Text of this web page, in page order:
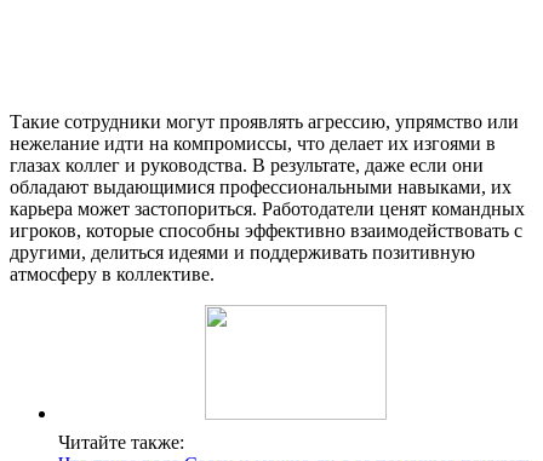
Такие сотрудники могут проявлять агрессию, упрямство или
нежелание идти на компромиссы, что делает их изгоями в
глазах коллег и руководства. В результате, даже если они
обладают выдающимися профессиональными навыками, их
карьера может застопориться. Работодатели ценят командных
игроков, которые способны эффективно взаимодействовать с
другими, делиться идеями и поддерживать позитивную
атмосферу в коллективе.
Читайте также: